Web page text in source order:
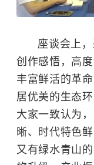
座谈会上
创作感悟，高
丰富鲜活的革
居优美的生态
大家一致认为
晰、时代特色
又有绿水青山